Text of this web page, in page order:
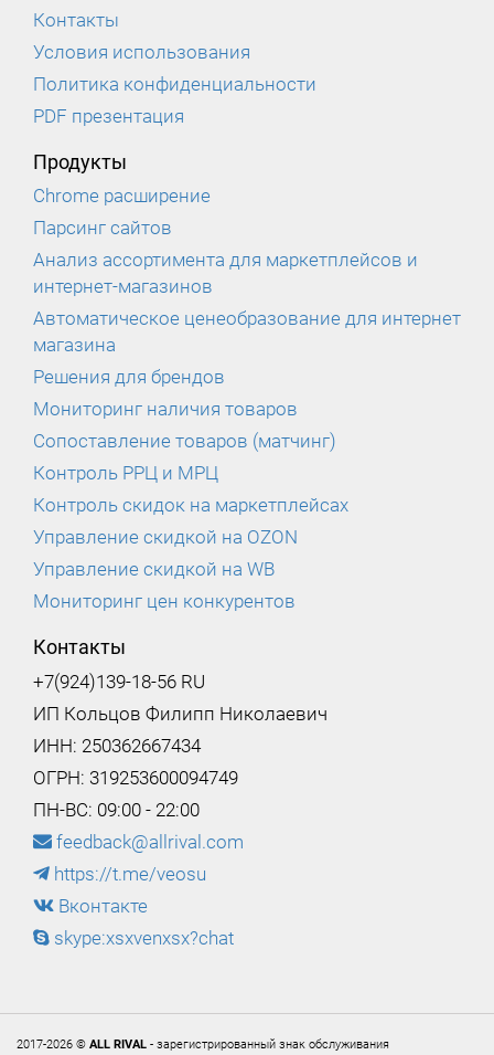
Контакты
Условия использования
Политика конфиденциальности
PDF презентация
Продукты
Chrome расширение
Парсинг сайтов
Анализ ассортимента для маркетплейсов и
интернет-магазинов
Автоматическое ценеобразование для интернет
магазина
Решения для брендов
Мониторинг наличия товаров
Сопоставление товаров (матчинг)
Контроль РРЦ и МРЦ
Контроль скидок на маркетплейсах
Управление скидкой на OZON
Управление скидкой на WB
Мониторинг цен конкурентов
Контакты
+7(924)139-18-56 RU
ИП Кольцов Филипп Николаевич
ИНН: 250362667434
ОГРН: 319253600094749
ПН-ВС: 09:00 - 22:00
feedback@allrival.com
https://t.me/veosu
Вконтакте
skype:xsxvenxsx?chat
2017-2026 © ALL RIVAL - зарегистрированный знак обслуживания